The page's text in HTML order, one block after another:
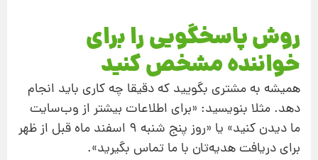
روش پاسخگویی را برای
خواننده مشخص کنید
همیشه به مشتری بگویید که دقیقا چه کاری باید انجام
دهد. مثلا بنویسید: «برای اطلاعات بیشتر از وب‌سایت
ما دیدن کنید» یا «روز پنج شنبه ۹ اسفند ماه قبل از ظهر
برای دریافت هدیه‌تان با ما تماس بگیرید».